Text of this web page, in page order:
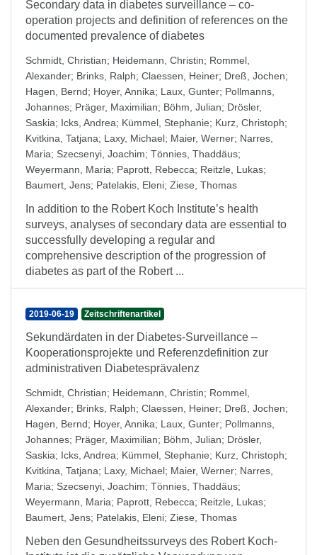
Secondary data in diabetes surveillance – co-
operation projects and definition of references on the
documented prevalence of diabetes
Schmidt, Christian; Heidemann, Christin; Rommel,
Alexander; Brinks, Ralph; Claessen, Heiner; Dreß, Jochen;
Hagen, Bernd; Hoyer, Annika; Laux, Gunter; Pollmanns,
Johannes; Präger, Maximilian; Böhm, Julian; Drösler,
Saskia; Icks, Andrea; Kümmel, Stephanie; Kurz, Christoph;
Kvitkina, Tatjana; Laxy, Michael; Maier, Werner; Narres,
Maria; Szecsenyi, Joachim; Tönnies, Thaddäus;
Weyermann, Maria; Paprott, Rebecca; Reitzle, Lukas;
Baumert, Jens; Patelakis, Eleni; Ziese, Thomas
In addition to the Robert Koch Institute’s health
surveys, analyses of secondary data are essential to
successfully developing a regular and
comprehensive description of the progression of
diabetes as part of the Robert ...
2019-06-19 Zeitschriftenartikel
Sekundärdaten in der Diabetes-Surveillance –
Kooperationsprojekte und Referenzdefinition zur
administrativen Diabetesprävalenz
Schmidt, Christian; Heidemann, Christin; Rommel,
Alexander; Brinks, Ralph; Claessen, Heiner; Dreß, Jochen;
Hagen, Bernd; Hoyer, Annika; Laux, Gunter; Pollmanns,
Johannes; Präger, Maximilian; Böhm, Julian; Drösler,
Saskia; Icks, Andrea; Kümmel, Stephanie; Kurz, Christoph;
Kvitkina, Tatjana; Laxy, Michael; Maier, Werner; Narres,
Maria; Szecsenyi, Joachim; Tönnies, Thaddäus;
Weyermann, Maria; Paprott, Rebecca; Reitzle, Lukas;
Baumert, Jens; Patelakis, Eleni; Ziese, Thomas
Neben den Gesundheitssurveys des Robert Koch-